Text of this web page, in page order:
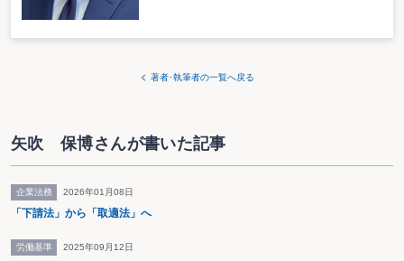
著者･執筆者の一覧へ戻る
矢吹 保博さんが書いた記事
企業法務 2026年01月08日
「下請法」から「取適法」へ
労働基準 2025年09月12日